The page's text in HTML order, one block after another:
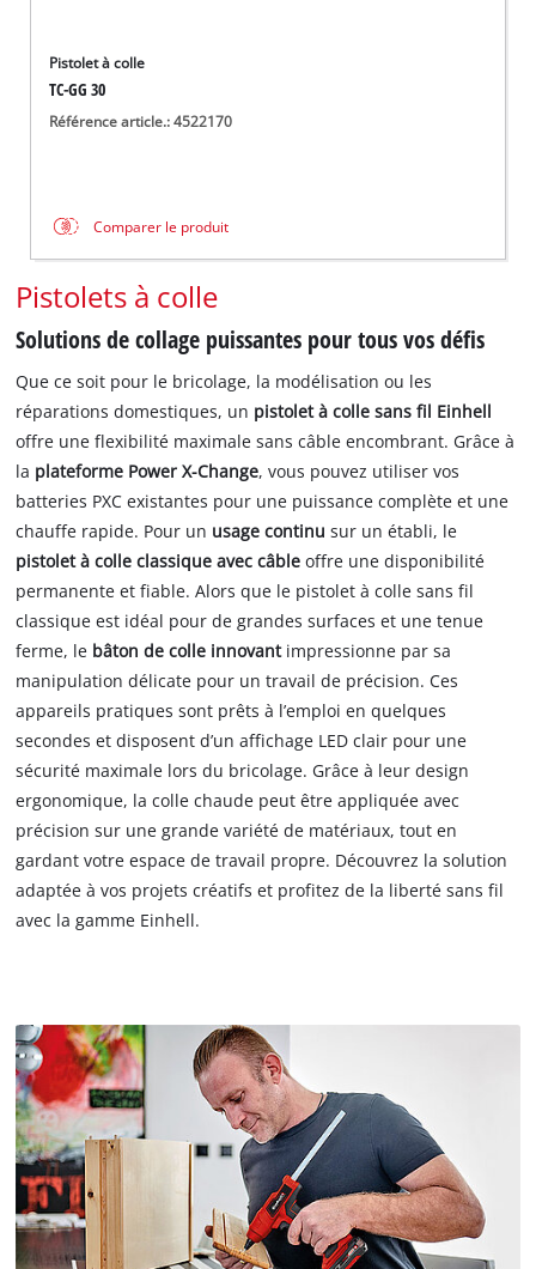
Pistolet à colle
TC-GG 30
Référence article.: 4522170
Comparer le produit
Pistolets à colle
Solutions de collage puissantes pour tous vos défis
Que ce soit pour le bricolage, la modélisation ou les
réparations domestiques, un pistolet à colle sans fil Einhell
offre une flexibilité maximale sans câble encombrant. Grâce à
la plateforme Power X-Change, vous pouvez utiliser vos
batteries PXC existantes pour une puissance complète et une
chauffe rapide. Pour un usage continu sur un établi, le
pistolet à colle classique avec câbleoffre une disponibilité
permanente et fiable. Alors que le pistolet à colle sans fil
classique est idéal pour de grandes surfaces et une tenue
ferme, le bâton de colle innovant impressionne par sa
manipulation délicate pour un travail de précision. Ces
appareils pratiques sont prêts à l’emploi en quelques
secondes et disposent d’un affichage LED clair pour une
sécurité maximale lors du bricolage. Grâce à leur design
ergonomique, la colle chaude peut être appliquée avec
précision sur une grande variété de matériaux, tout en
gardant votre espace de travail propre. Découvrez la solution
adaptée à vos projets créatifs et profitez de la liberté sans fil
avec la gamme Einhell.